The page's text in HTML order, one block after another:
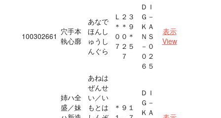
100302661 穴手本
執心廓
あなで
ほんし
ゅうし
んぐら
Ｌ２３
＊＊９
００＊
７２５
７
ＤＩ
Ｇ－
ＫＡ
ＮＳ
－０
０２
６５
表示
View
姉ハ全
盛／妹
あねは
ぜんせ
い／い
もとは
＊９１
ＤＩ
Ｇ－
ＫＡ